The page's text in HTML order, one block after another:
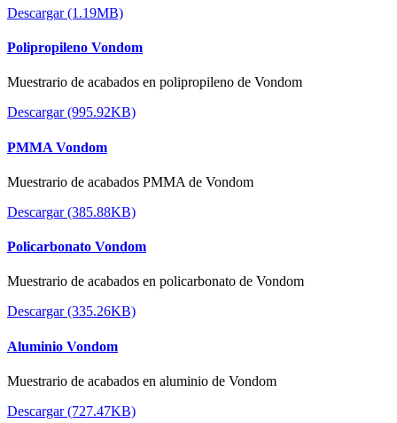
Descargar (1.19MB)
Polipropileno Vondom
Muestrario de acabados en polipropileno de Vondom
Descargar (995.92KB)
PMMA Vondom
Muestrario de acabados PMMA de Vondom
Descargar (385.88KB)
Policarbonato Vondom
Muestrario de acabados en policarbonato de Vondom
Descargar (335.26KB)
Aluminio Vondom
Muestrario de acabados en aluminio de Vondom
Descargar (727.47KB)